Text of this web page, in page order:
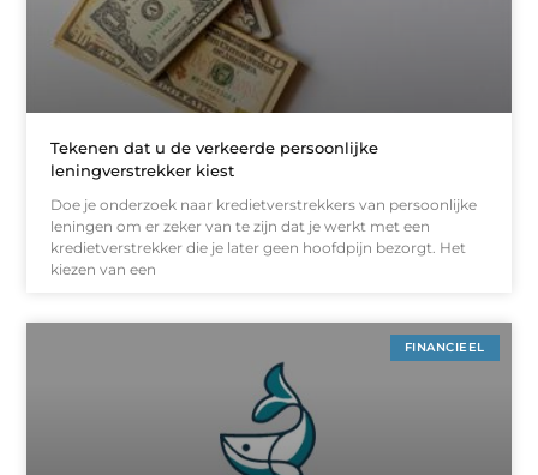
Tekenen dat u de verkeerde persoonlijke
leningverstrekker kiest
Doe je onderzoek naar kredietverstrekkers van persoonlijke
leningen om er zeker van te zijn dat je werkt met een
kredietverstrekker die je later geen hoofdpijn bezorgt. Het
kiezen van een
FINANCIEEL